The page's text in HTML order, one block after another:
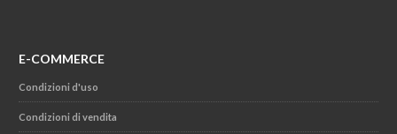
E-COMMERCE
Condizioni d'uso
Condizioni di vendita